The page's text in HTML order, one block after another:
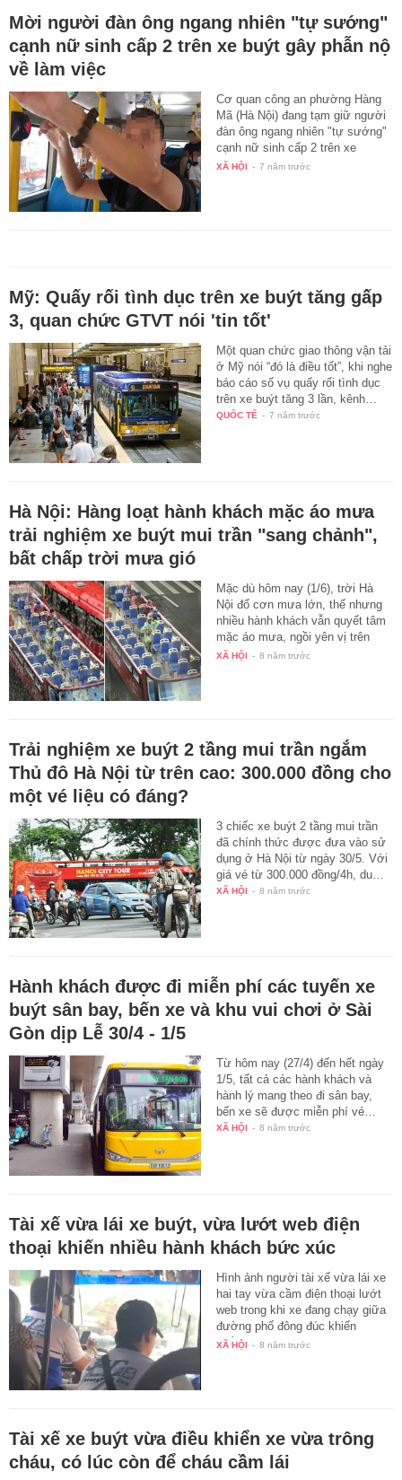
Mời người đàn ông ngang nhiên "tự sướng"
cạnh nữ sinh cấp 2 trên xe buýt gây phẫn nộ
về làm việc
Cơ quan công an phường Hàng
Mã (Hà Nội) đang tạm giữ người
đàn ông ngang nhiên "tự sướng"
cạnh nữ sinh cấp 2 trên xe
buýt…
XÃ HỘI - 7 năm trước
Mỹ: Quấy rối tình dục trên xe buýt tăng gấp
3, quan chức GTVT nói 'tin tốt'
Một quan chức giao thông vận tải
ở Mỹ nói “đó là điều tốt”, khi nghe
báo cáo số vụ quấy rối tình dục
trên xe buýt tăng 3 lần, kênh…
QUỐC TẾ - 7 năm trước
Hà Nội: Hàng loạt hành khách mặc áo mưa
trải nghiệm xe buýt mui trần "sang chảnh",
bất chấp trời mưa gió
Mặc dù hôm nay (1/6), trời Hà
Nội đổ cơn mưa lớn, thế nhưng
nhiều hành khách vẫn quyết tâm
mặc áo mưa, ngồi yên vị trên
xe…
XÃ HỘI - 8 năm trước
Trải nghiệm xe buýt 2 tầng mui trần ngắm
Thủ đô Hà Nội từ trên cao: 300.000 đồng cho
một vé liệu có đáng?
3 chiếc xe buýt 2 tầng mui trần
đã chính thức được đưa vào sử
dụng ở Hà Nội từ ngày 30/5. Với
giá vé từ 300.000 đồng/4h, du…
XÃ HỘI - 8 năm trước
Hành khách được đi miễn phí các tuyến xe
buýt sân bay, bến xe và khu vui chơi ở Sài
Gòn dịp Lễ 30/4 - 1/5
Từ hôm nay (27/4) đến hết ngày
1/5, tất cả các hành khách và
hành lý mang theo đi sân bay,
bến xe sẽ được miễn phí vé…
XÃ HỘI - 8 năm trước
Tài xế vừa lái xe buýt, vừa lướt web điện
thoại khiến nhiều hành khách bức xúc
Hình ảnh người tài xế vừa lái xe
hai tay vừa cầm điện thoại lướt
web trong khi xe đang chạy giữa
đường phố đông đúc khiến
nhiều…
XÃ HỘI - 8 năm trước
Tài xế xe buýt vừa điều khiển xe vừa trông
cháu, có lúc còn để cháu cầm lái